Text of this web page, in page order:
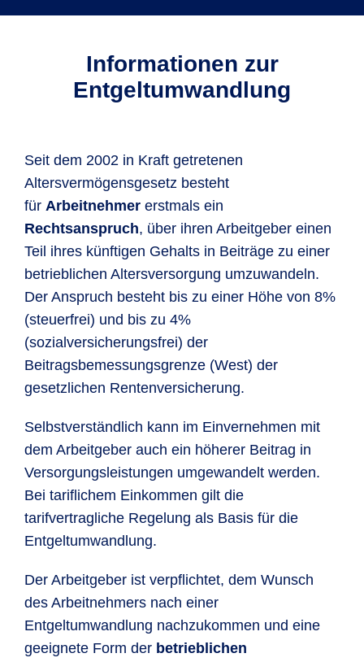
Informationen zur
Entgeltumwandlung
Seit dem 2002 in Kraft getretenen
Altersvermögensgesetz besteht
für Arbeitnehmer erstmals ein
Rechtsanspruch, über ihren Arbeitgeber einen
Teil ihres künftigen Gehalts in Beiträge zu einer
betrieblichen Altersversorgung umzuwandeln.
Der Anspruch besteht bis zu einer Höhe von 8%
(steuerfrei) und bis zu 4%
(sozialversicherungsfrei) der
Beitragsbemessungsgrenze (West) der
gesetzlichen Rentenversicherung.
Selbstverständlich kann im Einvernehmen mit
dem Arbeitgeber auch ein höherer Beitrag in
Versorgungsleistungen umgewandelt werden.
Bei tariflichem Einkommen gilt die
tarifvertragliche Regelung als Basis für die
Entgeltumwandlung.
Der Arbeitgeber ist verpflichtet, dem Wunsch
des Arbeitnehmers nach einer
Entgeltumwandlung nachzukommen und eine
geeignete Form der betrieblichen